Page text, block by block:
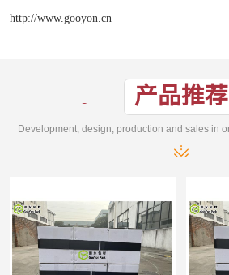
http://www.gooyon.cn
产品推荐